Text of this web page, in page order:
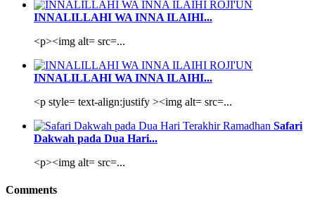
INNALILLAHI WA INNA ILAIHI...
<p><img alt= src=...
INNALILLAHI WA INNA ILAIHI...
<p style= text-align:justify ><img alt= src=...
Safari
Dakwah pada Dua Hari...
<p><img alt= src=...
Comments